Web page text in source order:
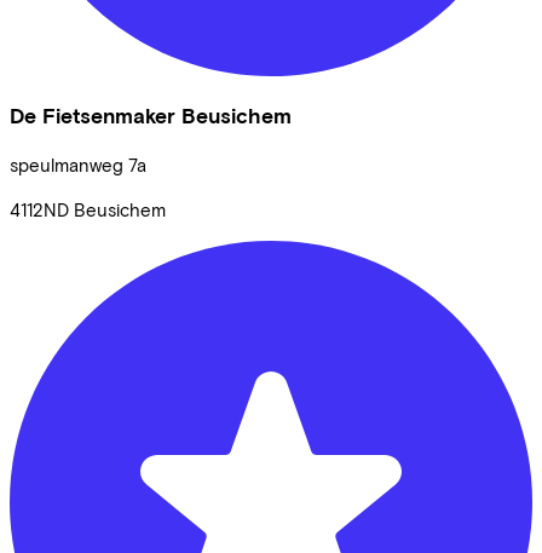
De Fietsenmaker Beusichem
speulmanweg 7a
4112ND Beusichem